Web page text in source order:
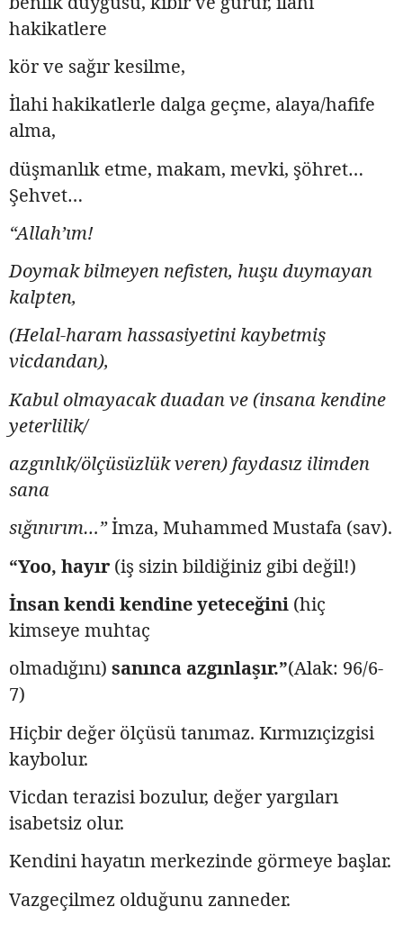
hakikatlere
kör ve sağır kesilme,
İlahi hakikatlerle dalga geçme, alaya/hafife
alma,
düşmanlık etme, makam, mevki, şöhret…
Şehvet…
“Allah’ım!
Doymak bilmeyen nefisten, huşu duymayan
kalpten,
(Helal-haram hassasiyetini kaybetmiş
vicdandan),
Kabul olmayacak duadan ve (insana kendine
yeterlilik/
azgınlık/ölçüsüzlük veren) faydasız ilimden
sana
sığınırım…”İmza, Muhammed Mustafa (sav).
“Yoo, hayır (iş sizin bildiğiniz gibi değil!)
İnsan kendi kendine yeteceğini (hiç
kimseye muhtaç
olmadığını) sanınca azgınlaşır.”(Alak: 96/6-
7)
Hiçbir değer ölçüsü tanımaz. Kırmızıçizgisi
kaybolur.
Vicdan terazisi bozulur, değer yargıları
isabetsiz olur.
Kendini hayatın merkezinde görmeye başlar.
Vazgeçilmez olduğunu zanneder.